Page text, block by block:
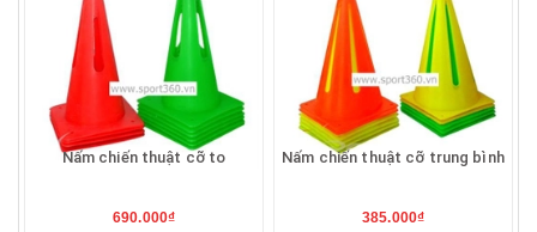
Nấm chiến thuật cỡ to
690.000₫
Nấm chiến thuật cỡ trung bình
385.000₫